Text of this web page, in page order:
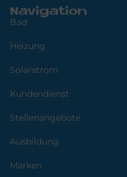
Navigation
Bad
Heizung
Solarstrom
Kundendienst
Stellenangebote
Ausbildung
Marken